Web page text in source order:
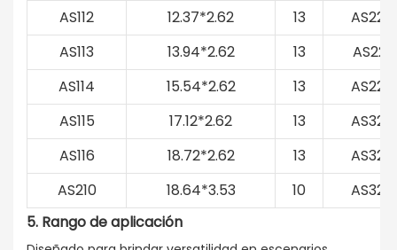
AS112
12.37*2.62 13
AS220
AS113
13.94*2.62 13
AS221
AS114
15.54*2.62 13
AS222
AS115
17.12*2.62 13
AS325
AS116
18.72*2.62 13
AS326
AS210
18.64*3.53 10
AS327
5. Rangode aplicación